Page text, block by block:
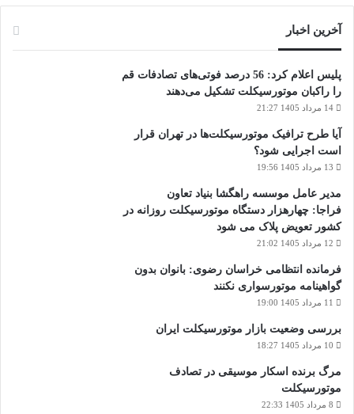
آخرین اخبار
پلیس اعلام کرد: 56 درصد فوتی‌های تصادفات قم
را راکبان موتورسیکلت تشکیل می‌دهند
14 مرداد 1405 21:27
آیا طرح ترافیک موتورسیکلت‌ها در تهران قرار
است اجرایی شود؟
13 مرداد 1405 19:56
مدیر عامل موسسه راهگشا بنیاد تعاون
فراجا: چهارهزار دستگاه موتورسیکلت روزانه در
کشور تعویض پلاک می شود
12 مرداد 1405 21:02
فرمانده انتظامی خراسان رضوی: بانوان بدون
گواهینامه موتورسواری نکنند
11 مرداد 1405 19:00
بررسی وضعیت بازار موتورسیکلت ایران
10 مرداد 1405 18:27
مرگ برنده اسکار موسیقی در تصادف
موتورسیکلت
8 مرداد 1405 22:33